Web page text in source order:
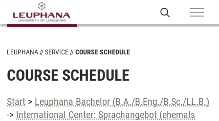
LEUPHANA SERVICE COURSE SCHEDULE
COURSE SCHEDULE
Start > Leuphana Bachelor (B.A./B.Eng./B.Sc./LL.B.)
-> International Center: Sprachangebot (ehemals